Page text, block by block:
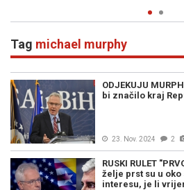
Tag michael murphy
ODJEKUJU
bi značilo kraj
23. Nov. 2024 2
RUSKI RULET
želje prst su u
interesu, je li